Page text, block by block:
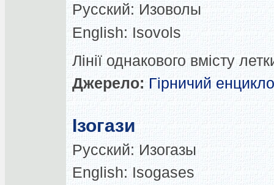
Русский: Изоволы
English: Isovols
Лінії однакового вмісту
Джерело: Гірничий
Ізогази
Русский: Изогазы
English: Isogases